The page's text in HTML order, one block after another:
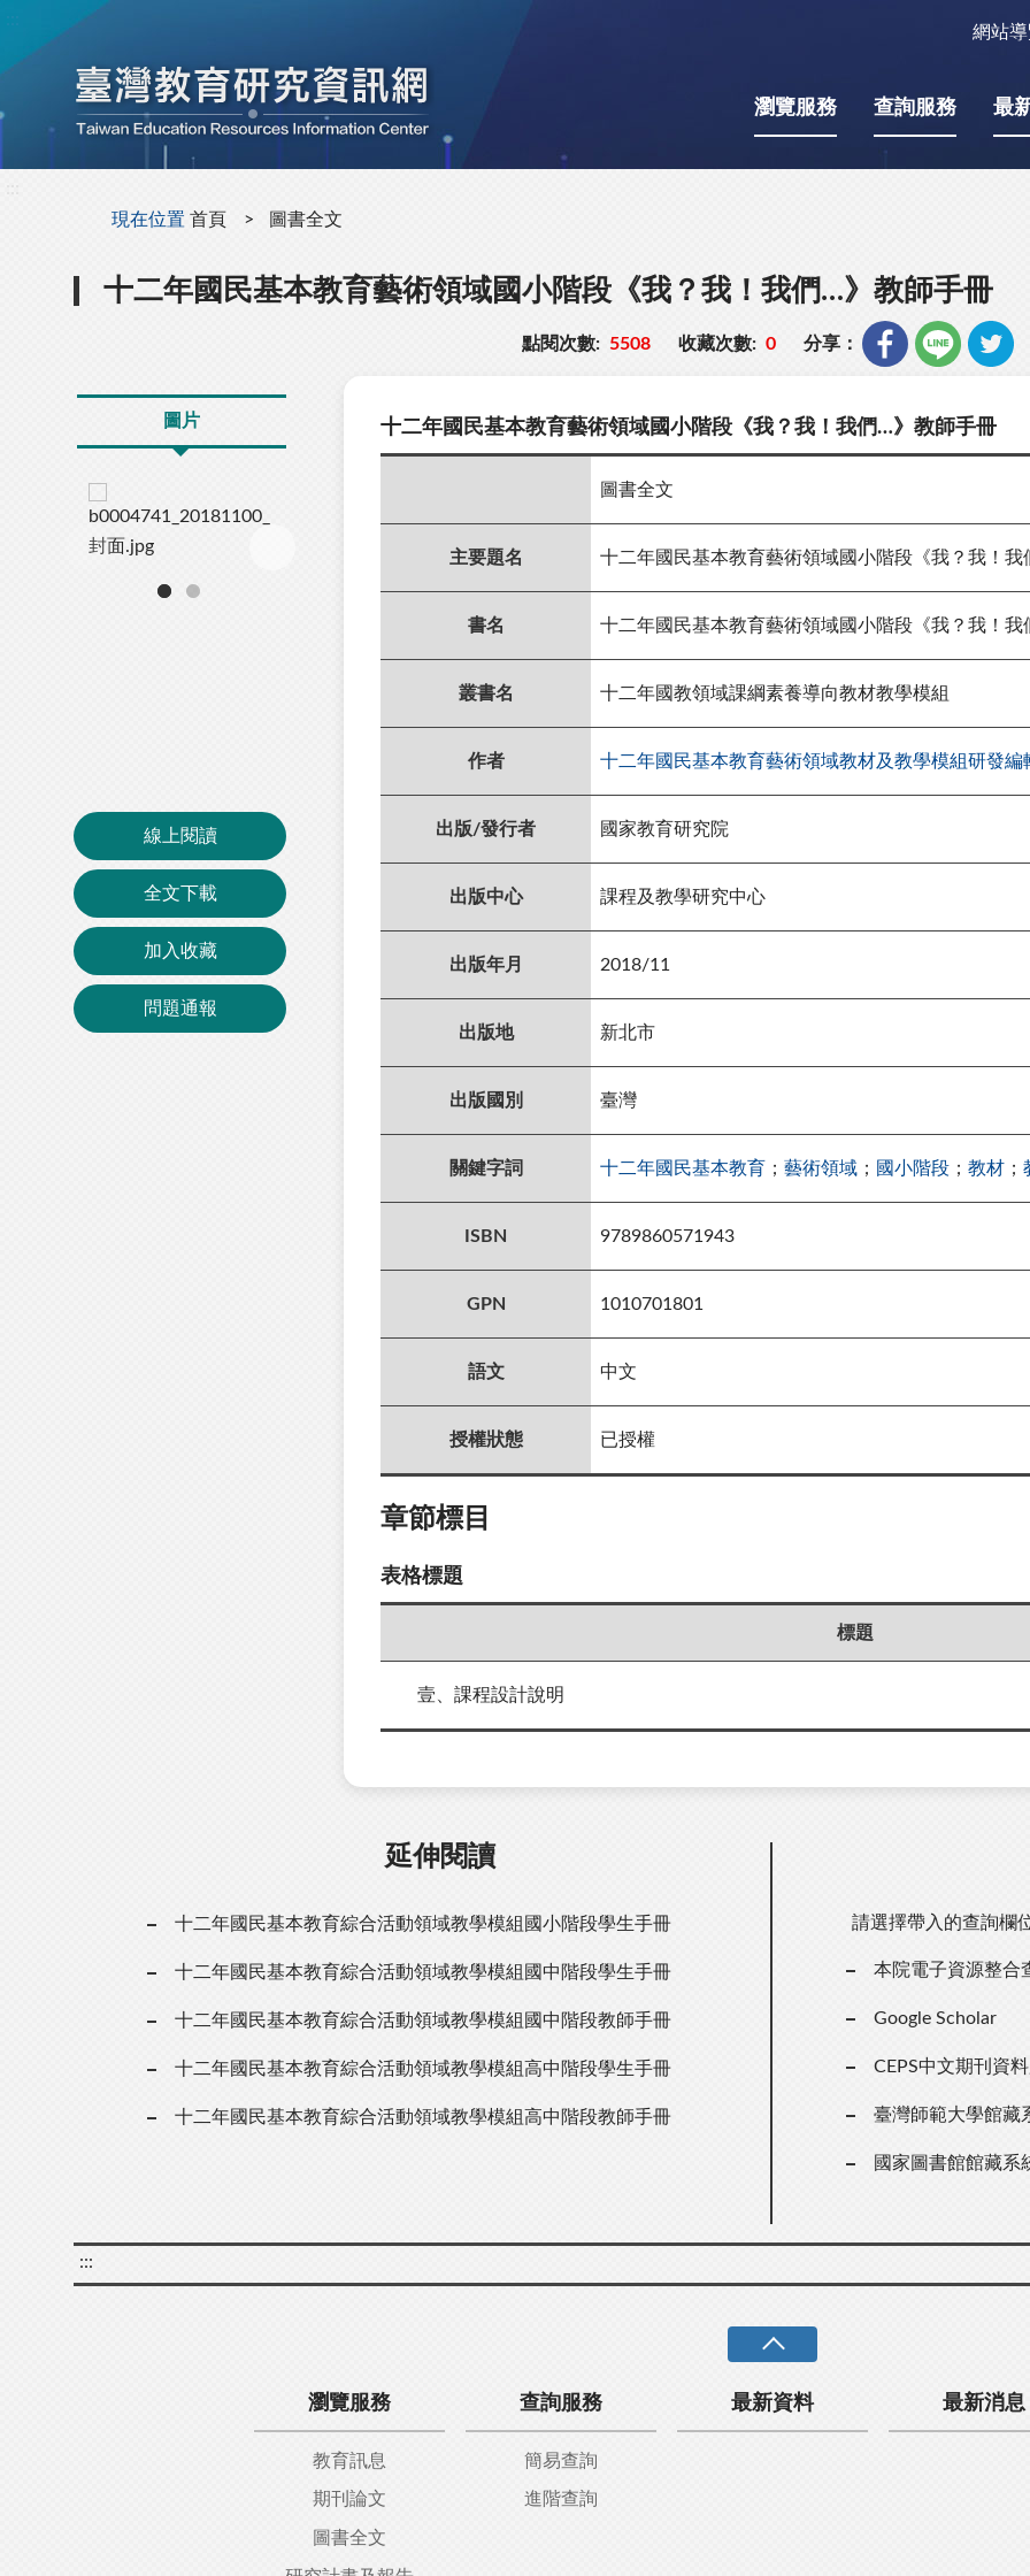
網站
瀏覽服務 查詢服務 最
現在位置 首頁 圖書全文
十二年國民基本教育藝術領域國小階段《我？我！我們…》教師手冊
點閱次數: 5508 收藏次數: 0 分享：
圖片
線上閱讀
全文下載
加入收藏
問題通報
十二年國民基本教育藝術領域國小階段《我？我！我們…》教師手冊
圖書全文
主要題名 十二年國民基本教育藝術領域國小階段《我？我！
書名 十二年國民基本教育藝術領域國小階段《我？我！
叢書名 十二年國教領域課綱素養導向教材教學模組
作者 十二年國民基本教育藝術領域教材及教學模組研發編
出版/發行者 國家教育研究院
出版中心 課程及教學研究中心
出版年月 2018/11
出版地 新北市
出版國別 臺灣
關鍵字詞 十二年國民基本教育 ； 藝術領域 ； 國小階段 ； 教材 ；
ISBN 9789860571943
GPN 1010701801
語文 中文
授權狀態 已授權
章節標目
表格標題
標題
壹、課程設計說明
延伸閱讀
十二年國民基本教育綜合活動領域教學模組國小階段學生手冊
十二年國民基本教育綜合活動領域教學模組國中階段學生手冊
十二年國民基本教育綜合活動領域教學模組國中階段教師手冊
十二年國民基本教育綜合活動領域教學模組高中階段學生手冊
十二年國民基本教育綜合活動領域教學模組高中階段教師手冊
請選擇帶入的查詢欄
本院電子資源整合
Google Scholar
CEPS中文期刊資
臺灣師範大學館藏
國家圖書館館藏系
:::
瀏覽服務
教育訊息
期刊論文
圖書全文
查詢服務
簡易查詢
進階查詢
最新資料 最新消息